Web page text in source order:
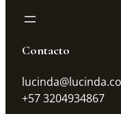
Contacto
+57 3204934867